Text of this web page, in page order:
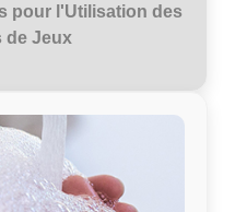
pour l'Utilisation des
de Jeux